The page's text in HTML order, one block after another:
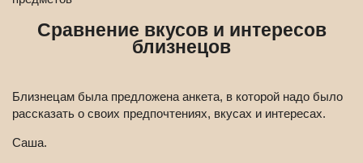
Сравнение вкусов и интересов
близнецов
Близнецам была предложена анкета, в которой надо было
рассказать о своих предпочтениях, вкусах и интересах.
Саша.